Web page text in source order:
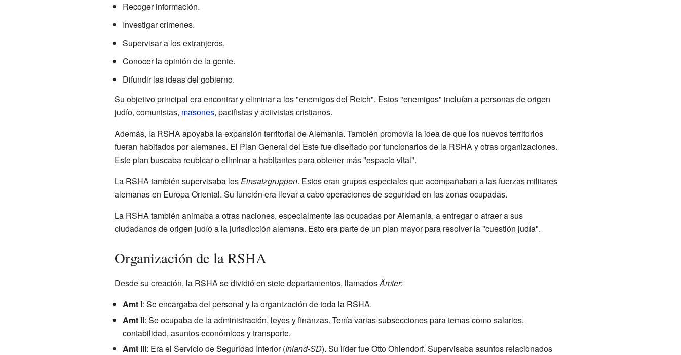
Recoger información.
Investigar crímenes.
Supervisar a los extranjeros.
Conocer la opinión de la gente.
Difundir las ideas del gobierno.
Su objetivo principal era encontrar y eliminar a los "enemigos del Reich". Estos "enemigos" incluían a personas de origen
judío, comunistas, masones, pacifistas y activistas cristianos.
Además, la RSHA apoyaba la expansión territorial de Alemania. También promovía la idea de que los nuevos territorios
fueran habitados por alemanes. El Plan General del Este fue diseñado por funcionarios de la RSHA y otras organizaciones.
Este plan buscaba reubicar o eliminar a habitantes para obtener más "espacio vital".
La RSHA también supervisaba losEinsatzgruppen. Estos eran grupos especiales que acompañaban a las fuerzas militares
alemanas en Europa Oriental. Su función era llevar a cabo operaciones de seguridad en las zonas ocupadas.
La RSHA también animaba a otras naciones, especialmente las ocupadas por Alemania, a entregar o atraer a sus
ciudadanos de origen judío a la jurisdicción alemana. Esto era parte de un plan mayor para resolver la "cuestión judía".
Organización de la RSHA
Desde su creación, la RSHA se dividió en siete departamentos, llamadosÄmter:
Amt I: Se encargaba del personal y la organización de toda la RSHA.
Amt II: Se ocupaba de la administración, leyes y finanzas. Tenía varias subsecciones para temas como salarios,
contabilidad, asuntos económicos y transporte.
Amt III: Era el Servicio de Seguridad Interior (Inland-SD). Su líder fue Otto Ohlendorf. Supervisaba asuntos relacionados